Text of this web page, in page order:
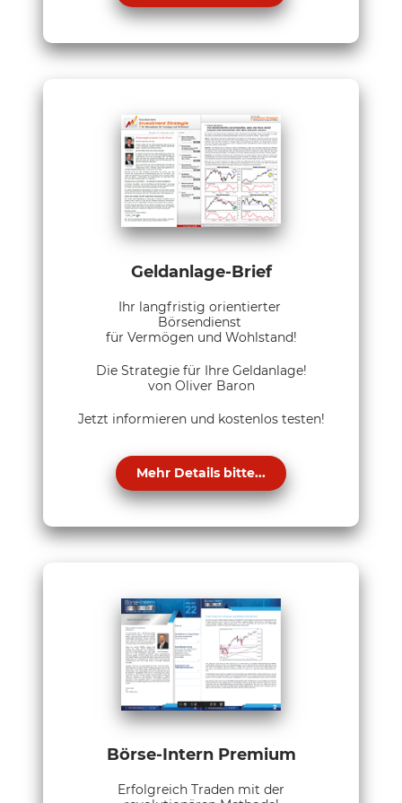
Geldanlage-Brief
Ihr langfristig orientierter
Börsendienst
für Vermögen und Wohlstand!
Die Strategie für Ihre Geldanlage!
von Oliver Baron
Jetzt informieren und kostenlos testen!
Mehr Details bitte...
Börse-Intern Premium
Erfolgreich Traden mit der